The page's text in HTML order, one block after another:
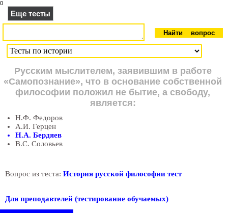
0
Еще тесты
Русским мыслителем, заявившим в работе
«Самопознание», что в основание собственной
философии положил не бытие, а свободу,
является:
Н.Ф. Федоров
А.И. Герцен
Н.А. Бердяев
В.С. Соловьев
Вопрос из теста: История русской философии тест
Для преподавтелей (тестирование обучаемых)